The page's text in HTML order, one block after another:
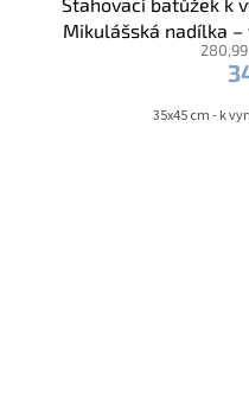
Mikulášská nadílka
35x45 cm - k